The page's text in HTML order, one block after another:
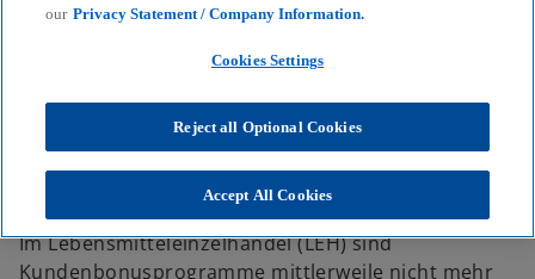
Customer Journey aus
KPMG
Customer Transformation
Consumer Barometer 02/23: Loyalty-Apps im
Lebensmitteleinzelhandel
Im Lebensmitteleinzelhandel (LEH) sind
Kundenbonusprogramme mittlerweile nicht mehr
our Privacy Statement / Company Information.
Cookies Settings
Reject all Optional Cookies
Accept All Cookies